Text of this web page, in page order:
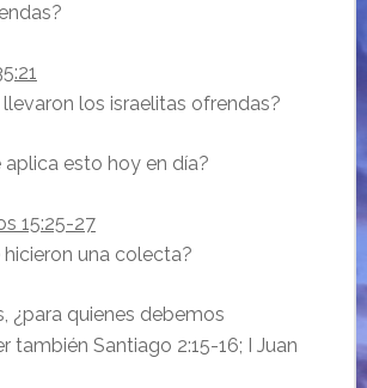
llevaron los israelitas ofrendas?
esto hoy en día?
15:25-27
hicieron una colecta?
quienes debemos
también Santiago 2:15-16; I Juan